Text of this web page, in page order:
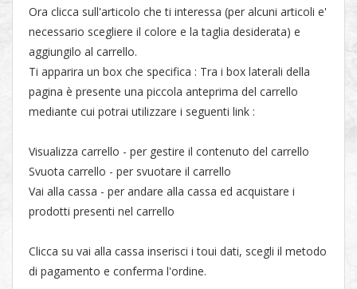
Ora clicca sull'articolo che ti interessa (per alcuni articoli e'
necessario scegliere il colore e la taglia desiderata) e
aggiungilo al carrello.
Ti apparira un box che specifica : Tra i box laterali della
pagina è presente una piccola anteprima del carrello
mediante cui potrai utilizzare i seguenti link :
Visualizza carrello - per gestire il contenuto del carrello
Svuota carrello - per svuotare il carrello
Vai alla cassa - per andare alla cassa ed acquistare i
prodotti presenti nel carrello
Clicca su vai alla cassa inserisci i toui dati, scegli il metodo
di pagamento e conferma l'ordine.